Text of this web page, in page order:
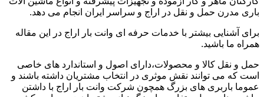
باری مدرن حمل و نقل در اراج و سراسر ایران انجام می دهد.
برای آشنایی بیشتر با خدمات حرفه ای وانت بار اراج در این مقاله
همراه ما باشید.
حمل و نقل کالا و محصولات،دارای اصول و استاندارد های خاصی
است که می توانند نقش موثری در انتخاب مشتریان داشته باشند و
عموما باربری های بزرگ همچون شرکت وانت بار اراج با داشتن